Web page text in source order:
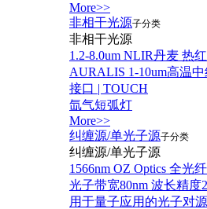
More>>
非相干光源子分类
非相干光源
1.2-8.0um NLIR丹麦 热
AURALIS 1-10um高温
接口 | TOUCH
氙气短弧灯
More>>
纠缠源/单光子源子分类
纠缠源/单光子源
1566nm OZ Optics 全光
光子带宽80nm 波长精度
用于量子应用的光子对源